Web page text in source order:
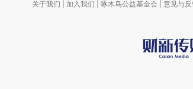
关于我们 加入我们 啄木鸟公益基金会 意见与反